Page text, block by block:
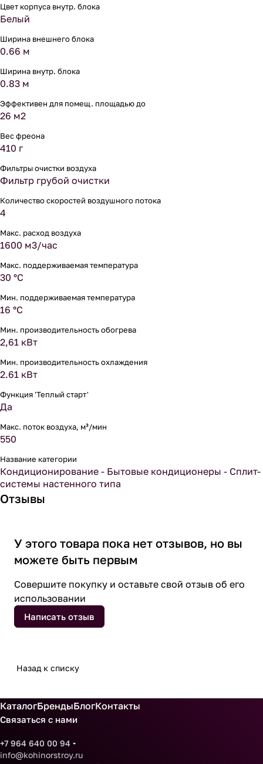
Цвет корпуса внутр. блока
Белый
Ширина внешнего блока
0.66 м
Ширина внутр. блока
0.83 м
Эффективен для помещ. площадью до
26 м2
Вес фреона
410 г
Фильтры очистки воздуха
Фильтр грубой очистки
Количество скоростей воздушного потока
4
Макс. расход воздуха
1600 м3/час
Макс. поддерживаемая температура
30 °С
Мин. поддерживаемая температура
16 °С
Мин. производительность обогрева
2,61 кВт
Мин. производительность охлаждения
2.61 кВт
Функция 'Теплый старт'
Да
Макс. поток воздуха, м³/мин
550
Название категории
Кондиционирование - Бытовые кондиционеры - Сплит-
системы настенного типа
Отзывы
У этого товара пока нет отзывов, но вы
можете быть первым
Совершите покупку и оставьте свой отзыв об его
использовании
Написать отзыв
Назад к списку
КаталогБрендыБлогКонтакты
Связаться с нами
+7 964 640 00 94
info@kohinorstroy.ru